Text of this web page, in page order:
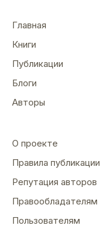
Главная
Книги
Публикации
Блоги
Авторы
О проекте
Правила публикации
Репутация авторов
Правообладателям
Пользователям